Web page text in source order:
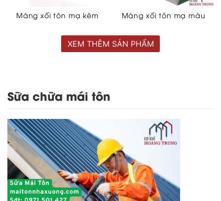
Máng xối tôn mạ kẽm Máng xối tôn mạ màu
XEM THÊM SẢN PHẨM
Sữa chữa mái tôn